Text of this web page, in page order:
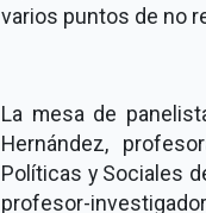
varios puntos de no
La mesa de
Hernández,
Políticas y Sociales
profesor-